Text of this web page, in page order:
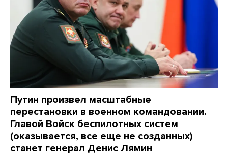
Путин произвел масштабные
перестановки в военном командовании.
Главой Войск беспилотных систем
(оказывается, все еще не созданных)
станет генерал Денис Лямин